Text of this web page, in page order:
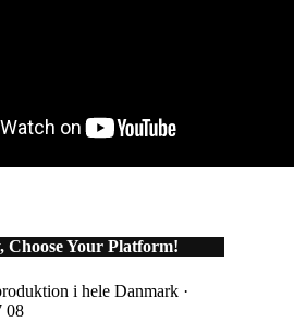
Choose Your Platform!
i hele Danmark ·
08